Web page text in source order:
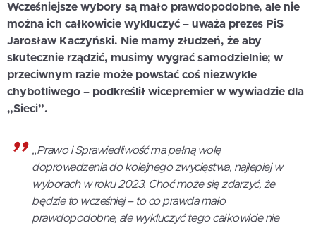
Wcześniejsze wybory są mało prawdopodobne, ale nie
można ich całkowicie wykluczyć – uważa prezes PiS
Jarosław Kaczyński. Nie mamy złudzeń, że aby
skutecznie rządzić, musimy wygrać samodzielnie; w
przeciwnym razie może powstać coś niezwykle
chybotliwego – podkreślił wicepremier w wywiadzie dla
„Sieci”.
„Prawo i Sprawiedliwość ma pełną wolę
doprowadzenia do kolejnego zwycięstwa, najlepiej w
wyborach w roku 2023. Choć może się zdarzyć, że
będzie to wcześniej – to co prawda mało
prawdopodobne, ale wykluczyć tego całkowicie nie